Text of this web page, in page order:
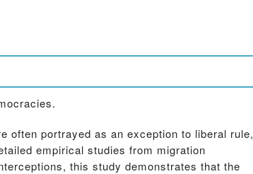
often portrayed as an exception to liberal rule,
empirical studies from migration
this study demonstrates that the